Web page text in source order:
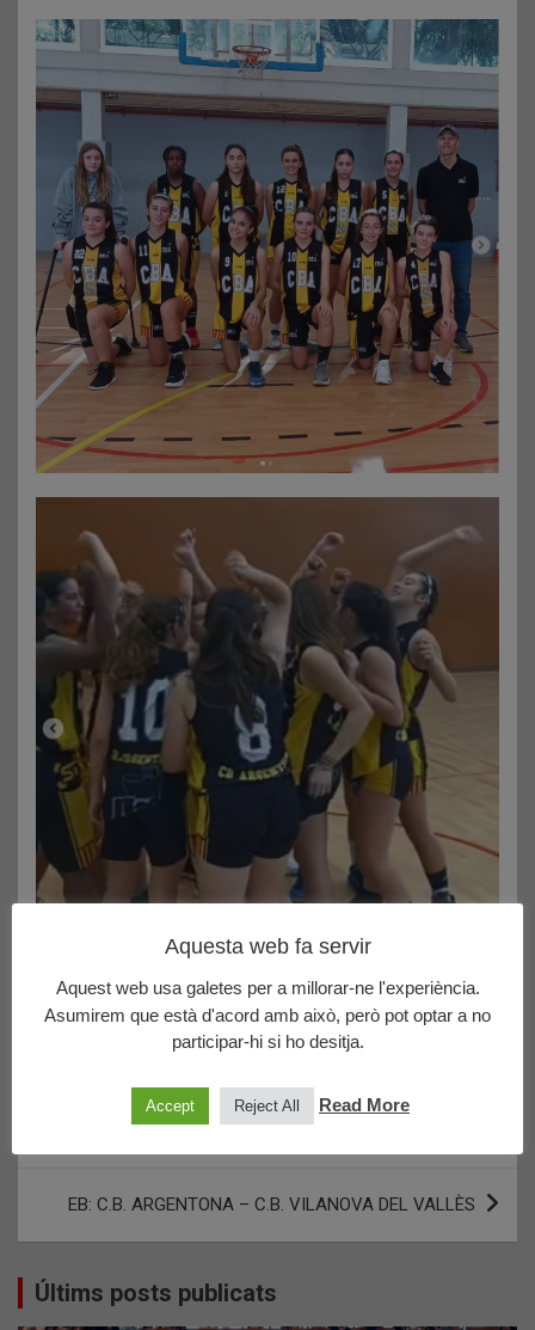
Please follow and like us:
Navegació
d'entrades
CFN: UE MATARO FM ALLE – MGF 55 – CBARGENTONA
NEGRE 26
EB: C.B. ARGENTONA – C.B. VILANOVA DEL VALLÈS
Últims posts publicats
Aquesta web fa servir
Aquest web usa galetes per a millorar-ne l'experiència.
Asumirem que està d'acord amb això, però pot optar a no
participar-hi si ho desitja.
Accept Reject All Read More